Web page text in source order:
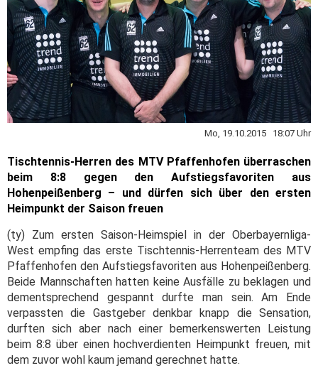
Mo, 19.10.2015 18:07 Uhr
Tischtennis-Herren des MTV Pfaffenhofen überraschen
beim 8:8 gegen den Aufstiegsfavoriten aus
Hohenpeißenberg – und dürfen sich über den ersten
Heimpunkt der Saison freuen
(ty) Zum ersten Saison-Heimspiel in der Oberbayernliga-
West empfing das erste Tischtennis-Herrenteam des MTV
Pfaffenhofen den Aufstiegsfavoriten aus Hohenpeißenberg.
Beide Mannschaften hatten keine Ausfälle zu beklagen und
dementsprechend gespannt durfte man sein. Am Ende
verpassten die Gastgeber denkbar knapp die Sensation,
durften sich aber nach einer bemerkenswerten Leistung
beim 8:8 über einen hochverdienten Heimpunkt freuen, mit
dem zuvor wohl kaum jemand gerechnet hatte.